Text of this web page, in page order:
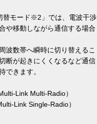
モード※2」では、電波干渉
や移動しながら通信する場合
波数帯へ瞬時に切り替えるこ
断が起きにくくなるなど通信
できます。
Link Multi-Radio）
Link Single-Radio）